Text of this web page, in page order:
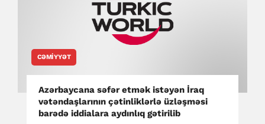
CƏMIYYƏT
Azərbaycana səfər etmək istəyən İraq
vətəndaşlarının çətinliklərlə üzləşməsi
barədə iddialara aydınlıq gətirilib